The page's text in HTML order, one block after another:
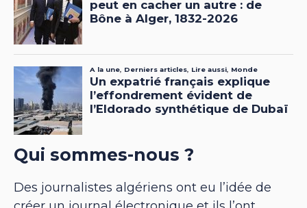
Qui sommes-nous ?
Des journalistes algériens ont eu l’idée de